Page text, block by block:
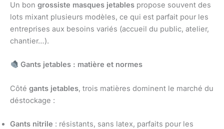
Un bon grossiste masques jetables propose souvent des
lots mixant plusieurs modèles, ce qui est parfait pour les
entreprises aux besoins variés (accueil du public, atelier,
chantier…).
Gants jetables : matière et normes
Côté gants jetables, trois matières dominent le marché du
déstockage :
Gants nitrile : résistants, sans latex, parfaits pour les